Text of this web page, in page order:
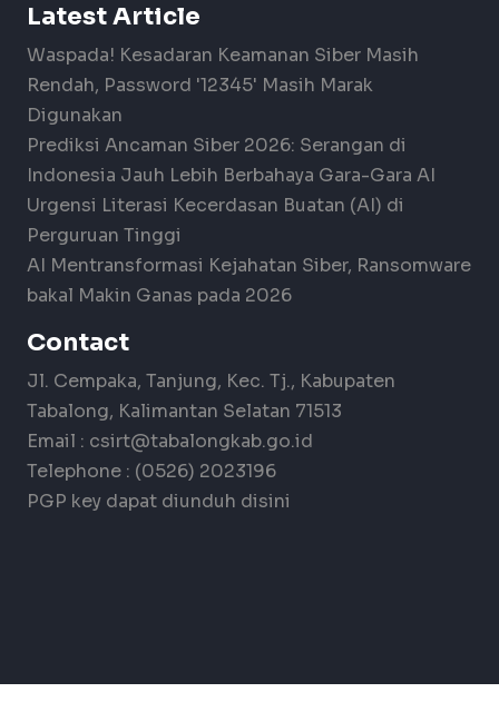
Latest Article
Waspada! Kesadaran Keamanan Siber Masih
Rendah, Password '12345' Masih Marak
Digunakan
Prediksi Ancaman Siber 2026: Serangan di
Indonesia Jauh Lebih Berbahaya Gara-Gara AI
Urgensi Literasi Kecerdasan Buatan (AI) di
Perguruan Tinggi
AI Mentransformasi Kejahatan Siber, Ransomware
bakal Makin Ganas pada 2026
Contact
Jl. Cempaka, Tanjung, Kec. Tj., Kabupaten
Tabalong, Kalimantan Selatan 71513
Email : csirt@tabalongkab.go.id
Telephone : (0526) 2023196
PGP key dapat diunduh disini